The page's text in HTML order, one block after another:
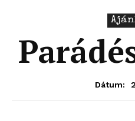
Dátum: